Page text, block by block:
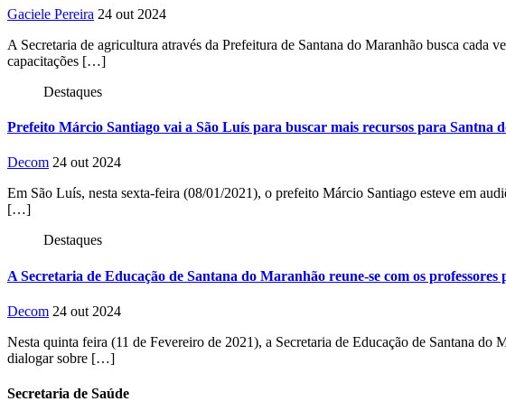
Gaciele Pereira 24 out 2024
A Secretaria de agricultura através da Prefeitura de Santana do Maranhão busca cada
capacitações […]
Destaques
Prefeito Márcio Santiago vai a São Luís para buscar mais recursos para Santna
Decom 24 out 2024
Em São Luís, nesta sexta-feira (08/01/2021), o prefeito Márcio Santiago esteve em
[…]
Destaques
A Secretaria de Educação de Santana do Maranhão reune-se com os professores
Decom 24 out 2024
Nesta quinta feira (11 de Fevereiro de 2021), a Secretaria de Educação de Santana
dialogar sobre […]
Secretaria de Saúde